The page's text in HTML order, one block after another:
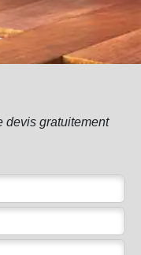
devis gratuitement